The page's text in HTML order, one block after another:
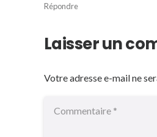
Répondre
Laisser un
Votre adresse e-mail ne